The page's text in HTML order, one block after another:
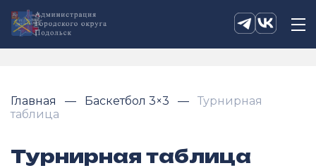
Главная Баскетбол 3×3
Турнирная
таблица
Турнирная таблица